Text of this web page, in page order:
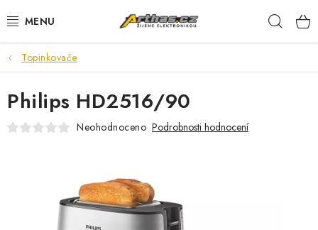
na
TELEFONY, TABLETY
POČÍTAČE, NOTEBOOKY
PRO HRÁČE
PŘEDVÁDĚCÍ ELEKTRONIKA
Topinkovače
Philips HD2516/90
Neohodnoceno Podrobnosti hodnocení